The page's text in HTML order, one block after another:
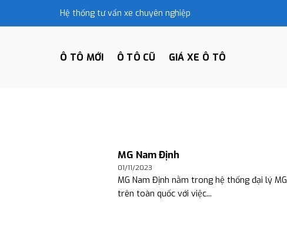
Hệ thống tư vấn xe chuyên nghiệp
Ô TÔ MỚI Ô TÔ CŨ GIÁ XE Ô TÔ
MG Nam Định
01/11/2023
MG Nam Định nằm trong hệ thống đại lý MG
trên toàn quốc với việc...